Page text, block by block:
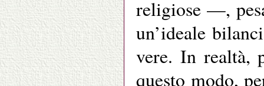
religiose —,
un’ideale
vere. In realtà,
questo modo,